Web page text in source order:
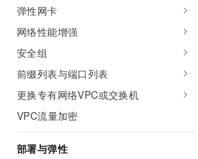
弹性网卡
网络性能增强
安全组
前缀列表与端口列表
更换专有网络VPC或交换机
VPC流量加密
部署与弹性